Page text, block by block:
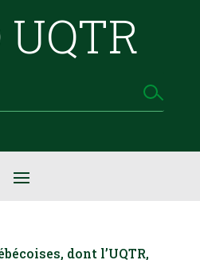
UQTR
dont l’UQTR,